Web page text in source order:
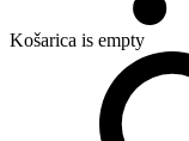
Košarica is empty